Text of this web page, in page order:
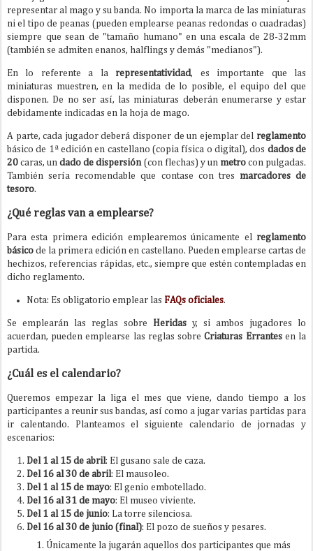
representar al mago y su banda. No importa la marca de las miniaturas
ni el tipo de peanas (pueden emplearse peanas redondas o cuadradas)
siempre que sean de "tamaño humano" en una escala de 28-32mm
(también se admiten enanos, halflings y demás "medianos").
En lo referente a la representatividad, es importante que las
miniaturas muestren, en la medida de lo posible, el equipo del que
disponen. De no ser así, las miniaturas deberán enumerarse y estar
debidamente indicadas en la hoja de mago.
A parte, cada jugador deberá disponer de un ejemplar del reglamento
básico de 1ª edición en castellano (copia física o digital), dos dados de
20 caras, undado de dispersión (con flechas) y un metrocon pulgadas.
También sería recomendable que contase con tres marcadores de
tesoro.
¿Qué reglas van a emplearse?
Para esta primera edición emplearemos únicamente el reglamento
básico de la primera edición en castellano. Pueden emplearse cartas de
hechizos, referencias rápidas, etc., siempre que estén contempladas en
dicho reglamento.
Nota: Es obligatorio emplear las FAQs oficiales.
Se emplearán las reglas sobre Heridas y, si ambos jugadores lo
acuerdan, pueden emplearse las reglas sobreCriaturas Errantesen la
partida.
¿Cuál es el calendario?
Queremos empezar la liga el mes que viene, dando tiempo a los
participantes a reunir sus bandas, así como a jugar varias partidas para
ir calentando. Planteamos el siguiente calendario de jornadas y
escenarios:
Del 1 al 15 de abril: El gusano sale de caza.
Del 16 al 30 de abril: El mausoleo.
Del 1 al 15 de mayo: El genio embotellado.
Del 16 al 31 de mayo: El museo viviente.
Del 1 al 15 de junio: La torre silenciosa.
Del 16 al 30 de junio (final): El pozo de sueños y pesares.
Únicamente la jugarán aquellos dos participantes que más